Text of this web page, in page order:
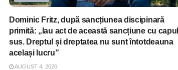
Dominic Fritz, după sancțiunea discipinară
primită: „Iau act de această sancțiune cu capul
sus. Dreptul și dreptatea nu sunt întotdeauna
același lucru”
AUGUST 4, 2026